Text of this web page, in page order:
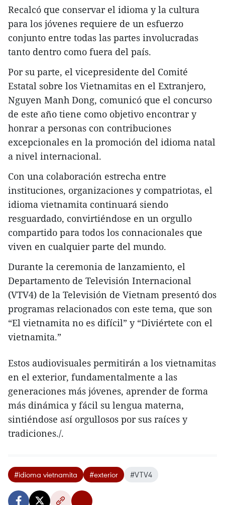
Recalcó que conservar el idioma y la cultura
para los jóvenes requiere de un esfuerzo
conjunto entre todas las partes involucradas
tanto dentro como fuera del país.
Por su parte, el vicepresidente del Comité
Estatal sobre los Vietnamitas en el Extranjero,
Nguyen Manh Dong, comunicó que el concurso
de este año tiene como objetivo encontrar y
honrar a personas con contribuciones
excepcionales en la promoción del idioma natal
a nivel internacional.
Con una colaboración estrecha entre
instituciones, organizaciones y compatriotas, el
idioma vietnamita continuará siendo
resguardado, convirtiéndose en un orgullo
compartido para todos los connacionales que
viven en cualquier parte del mundo.
Durante la ceremonia de lanzamiento, el
Departamento de Televisión Internacional
(VTV4) de la Televisión de Vietnam presentó dos
programas relacionados con este tema, que son
“El vietnamita no es difícil” y “Diviértete con el
vietnamita.”
Estos audiovisuales permitirán a los vietnamitas
en el exterior, fundamentalmente a las
generaciones más jóvenes, aprender de forma
más dinámica y fácil su lengua materna,
sintiéndose así orgullosos por sus raíces y
tradiciones./.
#idioma vietnamita #exterior #VTV4